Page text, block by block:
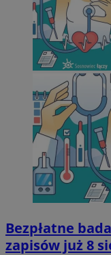
Bezpłatne
zapisów już 8